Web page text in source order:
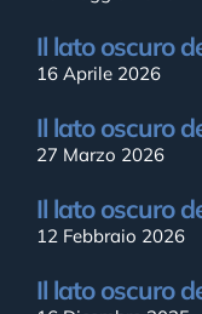
Il lato oscuro
16 Aprile 2026
Il lato oscuro
27 Marzo 2026
Il lato oscuro
12 Febbraio 2026
Il lato oscuro